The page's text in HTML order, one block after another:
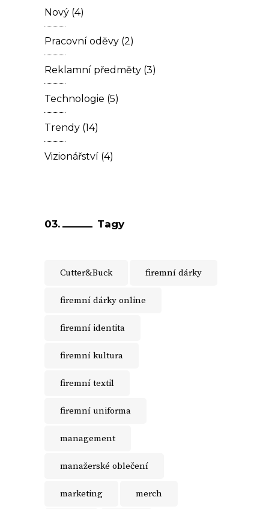
Nový (4)
Pracovní oděvy (2)
Reklamní předměty (3)
Technologie (5)
Trendy (14)
Vizionářství (4)
Tagy
Cutter&Buck firemní dárky
firemní dárky online
firemní identita
firemní kultura
firemní textil
firemní uniforma
management
manažerské oblečení
marketing merch